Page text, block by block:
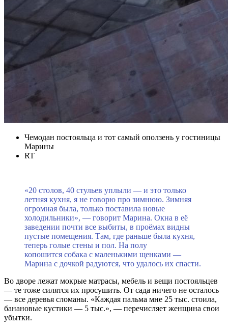
Чемодан постояльца и тот самый оползень у гостиницы
Марины
RT
«20 столов, 40 стульев уплыли — и это только
летняя кухня, я не говорю про зимнюю. Зимняя
огромная была, только поставила новые
холодильники», — говорит Марина. Окна в её
заведении почти все выбиты, в проёмах видны
пустые помещения. Там, где раньше была кухня,
теперь голые стены и пол. На полу
копошится собака с маленькими щенками —
Марина с дочкой радуются, что удалось их спасти.
Во дворе лежат мокрые матрасы, мебель и вещи постояльцев
— те тоже силятся их просушить. От сада ничего не осталось
— все деревья сломаны. «Каждая пальма мне 25 тыс. стоила,
банановые кустики — 5 тыс.», — перечисляет женщина свои
убытки.